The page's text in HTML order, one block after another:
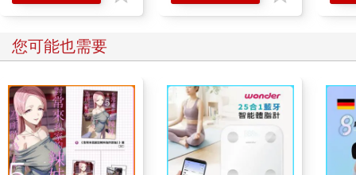
地影是圓形的，發現了地球是球體的第一個證據。但直到十六世
球轉。再到文藝復興時期，波蘭天文學家、數學家尼古拉·哥白尼
提出「日心說」，說太陽是宇宙的中心，地球圍繞著太陽轉，並
於1543年發表《天體運行論》，才逐漸改變了人們「地心說」的
觀念，但當時支持的人很少。要改變人們的觀念很難，會受到很
大的阻力。
子：1600年義大利哲學家喬爾丹諾·布魯諾就是因為支持「日心
說」被羅馬教廷宗教裁判所判為「異端」而被燒死的。
父：其實布魯諾被燒死的真正原因並不是因為他支持「日心
您可能也需要